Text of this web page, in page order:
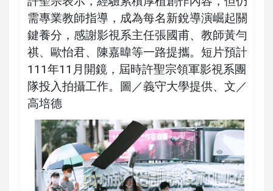
需專業教師指導，成為每名新銳導演崛起關
鍵養分，感謝影視系主任張國甫、教師黃勻
祺、歐怡君、陳嘉暐等一路提攜。短片預計
111年11月開鏡，屆時許聖宗領軍影視系團
隊投入拍攝工作。圖／義守大學提供、文／
高培德